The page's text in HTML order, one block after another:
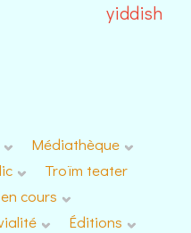
yiddish
Médiathèque
Troïm teater
cours
Éditions